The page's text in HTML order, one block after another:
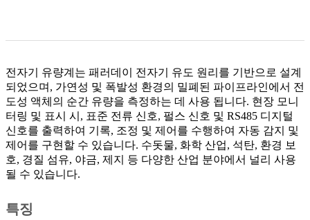
전자기 유량계는 패러데이 전자기 유도 원리를 기반으로 설계
되었으며, 가연성 및 폭발성 환경의 밀폐된 파이프라인에서 전
도성 액체의 순간 유량을 측정하는 데 사용 됩니다. 현장 모니
터링 및 표시 시, 표준 전류 신호, 펄스 신호 및 RS485 디지털
신호를 출력하여 기록, 조정 및 제어를 수행하여 자동 감지 및
제어를 구현할 수 있습니다. 수돗물, 화학 산업, 석탄, 환경 보
호, 경질 섬유, 야금, 제지 등 다양한 산업 분야에서 널리 사용
될 수 있습니다.
특징